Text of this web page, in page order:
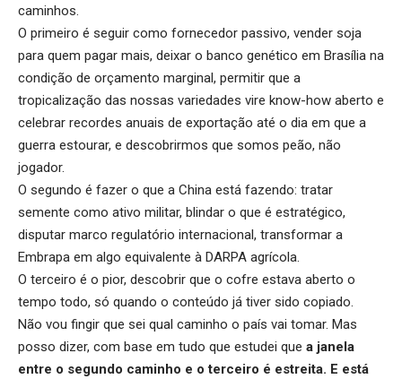
caminhos.
O primeiro é seguir como fornecedor passivo, vender soja
para quem pagar mais, deixar o banco genético em Brasília na
condição de orçamento marginal, permitir que a
tropicalização das nossas variedades vire know-how aberto e
celebrar recordes anuais de exportação até o dia em que a
guerra estourar, e descobrirmos que somos peão, não
jogador.
O segundo é fazer o que a China está fazendo: tratar
semente como ativo militar, blindar o que é estratégico,
disputar marco regulatório internacional, transformar a
Embrapa em algo equivalente à DARPA agrícola.
O terceiro é o pior, descobrir que o cofre estava aberto o
tempo todo, só quando o conteúdo já tiver sido copiado.
Não vou fingir que sei qual caminho o país vai tomar. Mas
posso dizer, com base em tudo que estudei que a janela
entre o segundo caminho e o terceiro é estreita. E está